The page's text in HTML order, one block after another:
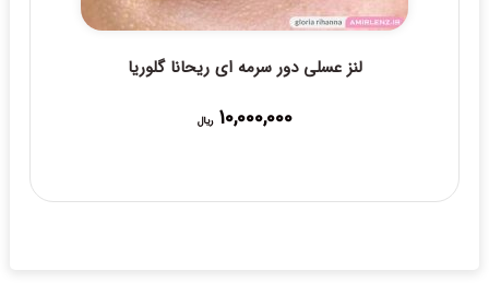
لنز عسلی دور سرمه ای ریحانا گلوریا
10,000,000 ریال